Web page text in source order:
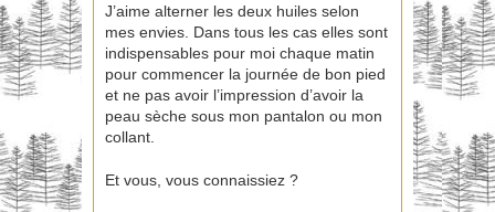
J’aime alterner les deux huiles selon
mes envies. Dans tous les cas elles sont
indispensables pour moi chaque matin
pour commencer la journée de bon pied
et ne pas avoir l’impression d’avoir la
peau sèche sous mon pantalon ou mon
collant.
Et vous, vous connaissiez ?